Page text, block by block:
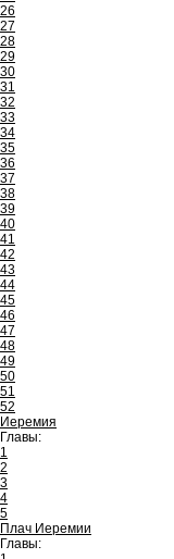
26
27
28
29
30
31
32
33
34
35
36
37
38
39
40
41
42
43
44
45
46
47
48
49
50
51
52
Иеремия
Главы:
1
2
3
4
5
Плач Иеремии
Главы: